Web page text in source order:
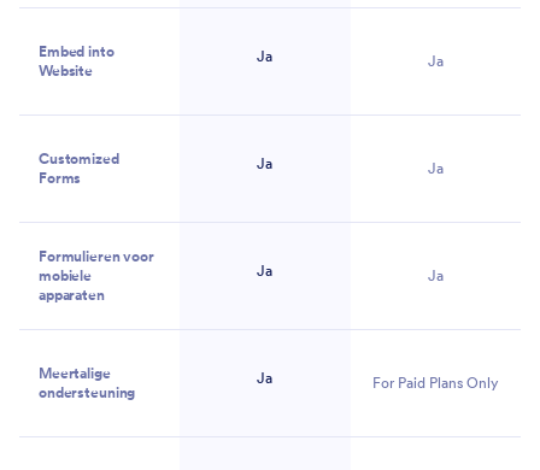
Embed into
Website
Ja Ja
Customized
Forms
Ja Ja
Formulieren voor
mobiele
apparaten
Ja Ja
Meertalige
ondersteuning
Ja For Paid Plans Only